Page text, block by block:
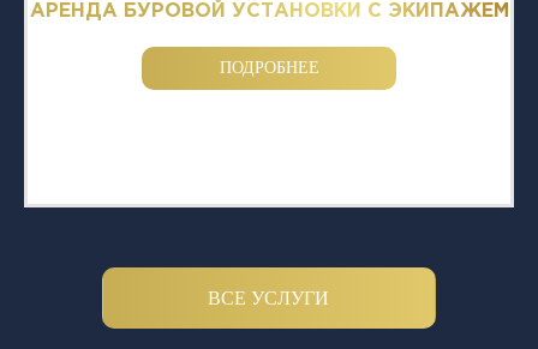
АРЕНДА БУРОВОЙ УСТАНОВКИ С ЭКИПАЖЕМ
ПОДРОБНЕЕ
ВСЕ УСЛУГИ